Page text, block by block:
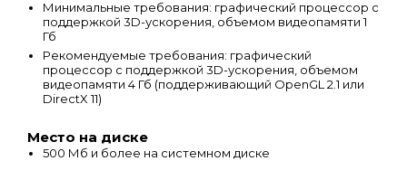
Минимальные требования: графический процессор с
поддержкой 3D-ускорения, объемом видеопамяти 1
Гб
Рекомендуемые требования: графический
процессор с поддержкой 3D-ускорения, объемом
видеопамяти 4 Гб (поддерживающий OpenGL 2.1 или
DirectX 11)
Место на диске
500 Мб и более на системном диске